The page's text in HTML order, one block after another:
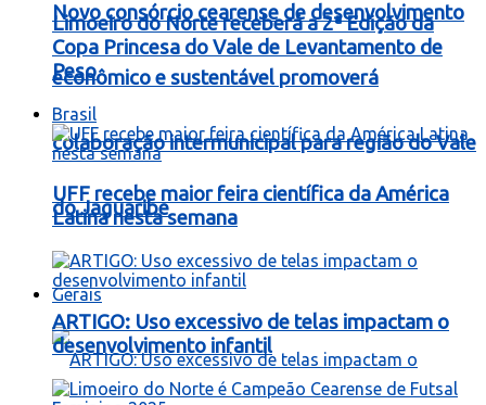
Novo consórcio cearense de desenvolvimento
econômico e sustentável promoverá
colaboração intermunicipal para região do Vale
do Jaguaribe
Gerais
Limoeiro do Norte receberá a 2ª Edição da
Copa Princesa do Vale de Levantamento de
Peso
Brasil
UFF recebe maior feira científica da América
Latina nesta semana
ARTIGO: Uso excessivo de telas impactam o
desenvolvimento infantil